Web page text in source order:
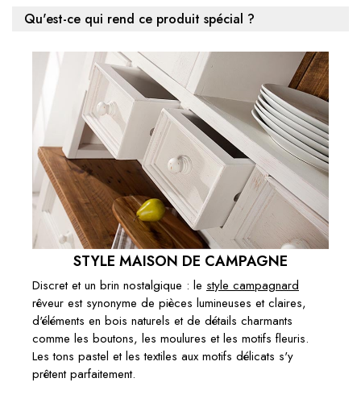
SUSPENSION DESIGN LEVELS 100CM
NOIR GRIS ABAT-JOUR EN LIN DESIGN BY
KARE
( En stock à l'usine 4 à 6 semaines )
179,00 €
Ajouter au panier
1 X SUSPENSION DESIGN LEVELS III 100CM NOIR GRIS
AVEC 8 ABAT-JOUR EN LIN :
€319.00
Sous-total:
€319.00
Qu'est-ce qui rend ce produit spécial ?
STYLE MAISON DE CAMPAGNE
Discret et un brin nostalgique : le style campagnard
rêveur est synonyme de pièces lumineuses et claires,
d'éléments en bois naturels et de détails charmants
comme les boutons, les moulures et les motifs fleuris.
Les tons pastel et les textiles aux motifs délicats s'y
prêtent parfaitement.